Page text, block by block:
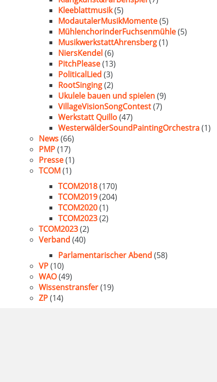
Kleeblattmusik(5)
ModautalerMusikMomente(5)
MühlenchorinderFuchsenmühle(5)
MusikwerkstattAhrensberg(1)
NiersKendel(6)
PitchPlease(13)
PoliticalLied (3)
RootSinging(2)
Ukulele bauen und spielen(9)
VillageVisionSongContest(7)
Werkstatt Quillo(47)
WesterwälderSoundPaintingOrchestra(1)
News(66)
PMP(17)
Presse(1)
TCOM(1)
TCOM2018(170)
TCOM2019(204)
TCOM2020(1)
TCOM2023(2)
TCOM2023(2)
Verband (40)
Parlamentarischer Abend (58)
VP(10)
WAO(49)
Wissenstransfer(19)
ZP(14)